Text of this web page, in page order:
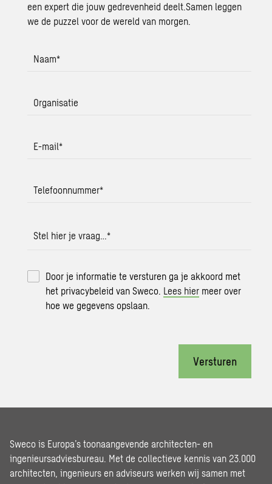
een expert die jouw gedrevenheid deelt.Samen leggen
we de puzzel voor de wereld van morgen.
Naam*
Organisatie
E-mail*
Telefoonnummer*
Stel hier je vraag…*
Door je informatie te versturen ga je akkoord met
het privacybeleid van Sweco. Lees hier meer over
hoe we gegevens opslaan.
Versturen
Sweco is Europa’s toonaangevende architecten- en
ingenieursadviesbureau. Met de collectieve kennis van 23.000
architecten, ingenieurs en adviseurs werken wij samen met